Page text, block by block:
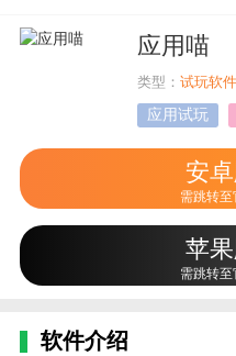
应用喵
类型：试玩软件
应用试玩
安
需跳转
苹
需跳转
软件介绍